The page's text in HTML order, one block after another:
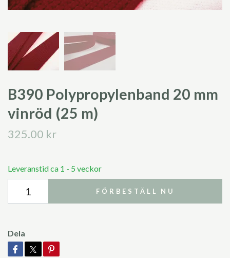
B390 Polypropylenband 20 mm
vinröd (25 m)
325.00 kr
Leveranstid ca 1 - 5 veckor
FÖRBESTÄLL NU
Dela